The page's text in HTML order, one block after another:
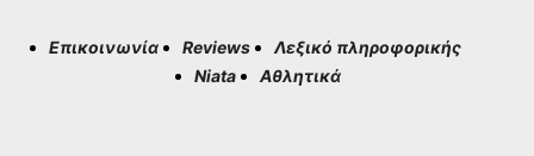
Επικοινωνία Reviews
Λεξικό πληροφορικής
Niata
Αθλητικά